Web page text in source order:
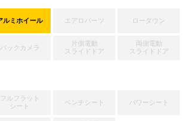
ルミホイール エアロパーツ ローダウン
バックカメラ
片側電動
スライドドア
両側電動
スライドドア
フルフラット
シート
ベンチシート パワーシート